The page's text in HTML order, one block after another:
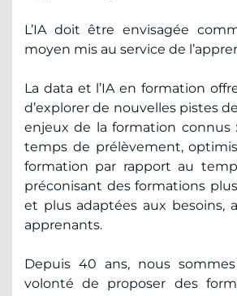
L’IA doit être envisagée
moyen mis au service de
La data et l’IA en formation
d’explorer de nouvelles pistes
enjeux de la formation connus
temps de prélèvement,
formation par rapport au
préconisant des formations
et plus adaptées aux besoins,
apprenants.
Depuis 40 ans, nous
volonté de proposer des